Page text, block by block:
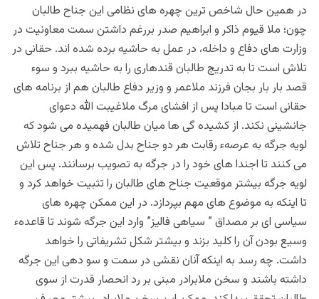
در همین حال ️شاخص ترین چهره‌ های نظامی این جناح طالبان
چون؛ ملا قیوم ذاکر و ابراهیم صدر بررغم داشتن سمت معاونیت در
وزارت های دفاع و داخله، در عمل به حاشیه برده شده اند. حقانی در
تلاش است تا به تدریج طالبان قندهاری را به حاشیه ببرد و سوء
قصد بار بار بجان فرزند ملاعمر و وزیر دفاع طالبان هم از برنامه های
حقانی است تا مبادا پس از افشای مرگ ملاغیبت الله دعوای
جانشینی نکند. از کشیده گی ها میان طالبان فهمیده می شود که
لویه جرگه به عرصهء رقابت هر دو جناح بدل شده و هر جناح تلاش
می کنند تا اجندا های خود را در جرگه به تصویب برسانند. پس این
لویه جرگه بیشتر موقعیت جناح های طالبان را تثبیت خواهد کرد و
تا اینکه به موضوع های مهم بپردازد. در این ممکن چهره های
سیاسی ای بر مصداق ” سیاهی فالیز” وارد این جرگه شوند تا قاعدهء
وسیع بودن آن را کلید بزند و بیشتر شکل تشریفاتی را خواهد
داشت. چه رسد به اینکه آنان نقشی در سمت و سو دهی این جرگه
داشته باشند و سخن ملابرادر مبنی بر رد انحصار قدرت از سوی